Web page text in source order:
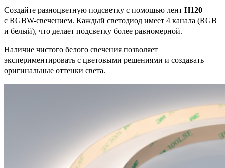
Создайте разноцветную подсветку с помощью лент H120
с RGBW-свечением. Каждый светодиод имеет 4 канала (RGB
и белый), что делает подсветку более равномерной.
Наличие чистого белого свечения позволяет
экспериментировать с цветовыми решениями и создавать
оригинальные оттенки света.